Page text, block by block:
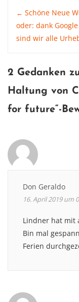
Post
← Schöne Neue
oder: dank Google
sind wir alle
2 Gedanken
Haltung von
for future“-
Don Geraldo
16. April 2019 um
Lindner hat mit
Bin mal
Ferien